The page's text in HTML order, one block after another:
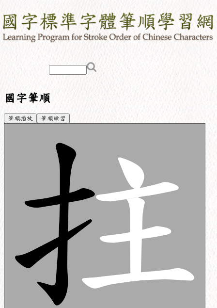
國字筆順
筆順播放 筆順練習